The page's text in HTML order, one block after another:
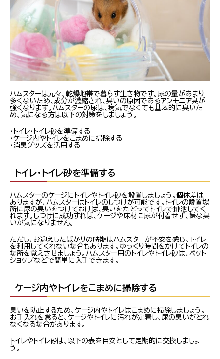
ハムスターは元々、乾燥地帯で暮らす生き物です。尿の量があまり
多くないため、成分が濃縮され、臭いの原因であるアンモニア臭が
強くなります。ハムスターの尿は、病気でなくても基本的に臭いた
め、気になる方は以下の対策をしましょう。
・トイレ・トイレ砂を準備する
・ケージ内やトイレをこまめに掃除する
・消臭グッズを活用する
トイレ・トイレ砂を準備する
ハムスターのケージにトイレやトイレ砂を設置しましょう。個体差は
ありますが、ハムスターはトイレのしつけが可能です。トイレの設置場
所に尿の臭いをつけておけば、臭いをたどってトイレで排泄してく
れます。しつけに成功すれば、ケージや床材に尿が付着せず、嫌な臭
いが気になりません。
ただし、お迎えしたばかりの時期はハムスターが不安を感じ、トイレ
を利用してくれない場合もあります。ゆっくり時間をかけてトイレの
場所を覚えさせましょう。ハムスター用のトイレやトイレ砂は、ペット
ショップなどで簡単に入手できます。
ケージ内やトイレをこまめに掃除する
臭いを防止するため、ケージ内やトイレはこまめに掃除しましょう。
お手入れを怠ると、ケージやトイレに汚れが定着し、尿の臭いがとれ
なくなる場合があります。
トイレやトイレ砂は、以下の表を目安として定期的に交換しましょ
う。